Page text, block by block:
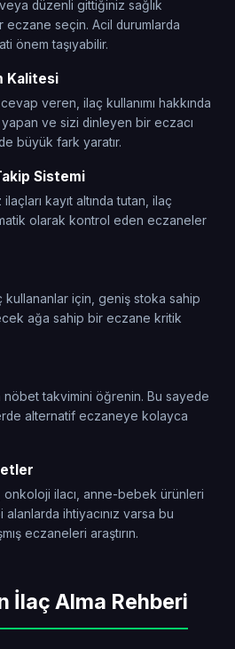
düzenli gittiğiniz sağlık
eczane seçin. Acil durumlarda
önem taşıyabilir.
Kalitesi
cevap veren, ilaç kullanımı hakkında
yapan ve sizi dinleyen bir eczacı
büyük fark yaratır.
Sistemi
ilaçları kayıt altında tutan, ilaç
olarak kontrol eden eczaneler
kullananlar için, geniş stoka sahip
ağa sahip bir eczane kritik
takvimini öğrenin. Bu sayede
alternatif eczaneye kolayca
onkoloji ilacı, anne-bebek ürünleri
ihtiyacınız varsa bu
eczaneleri araştırın.
İlaç Alma Rehberi